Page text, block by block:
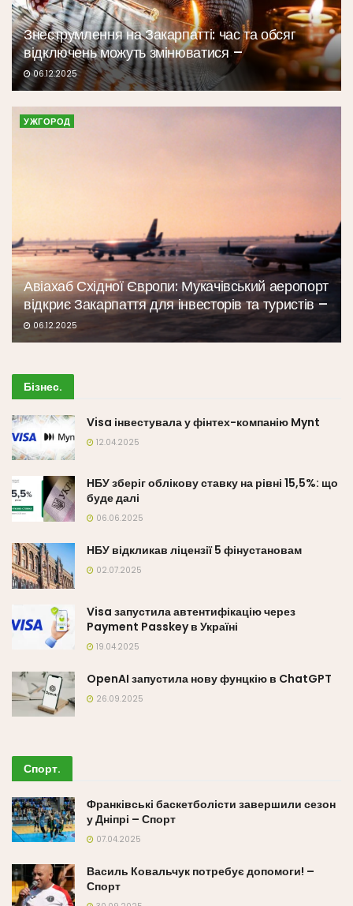
Знеструмлення на Закарпатті: час та обсяг
відключень можуть змінюватися –
06.12.2025
УЖГОРОД
Авіахаб Східної Європи: Мукачівський аеропорт
відкриє Закарпаття для інвесторів та туристів –
06.12.2025
Бізнес.
Visa інвестувала у фінтех-компанію Mynt
12.04.2025
НБУ зберіг облікову ставку на рівні 15,5%: що
буде далі
06.06.2025
НБУ відкликав ліцензії 5 фінустановам
02.07.2025
Visa запустила автентифікацію через
Payment Passkey в Україні
19.04.2025
OpenAI запустила нову фунцкію в ChatGPT
26.09.2025
Спорт.
Франківські баскетболісти завершили сезон
у Дніпрі – Спорт
07.04.2025
Василь Ковальчук потребує допомоги! –
Спорт